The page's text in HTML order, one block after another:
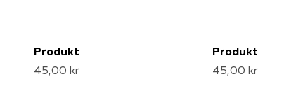
Produkt
45,00 kr
Produkt
45,00 kr